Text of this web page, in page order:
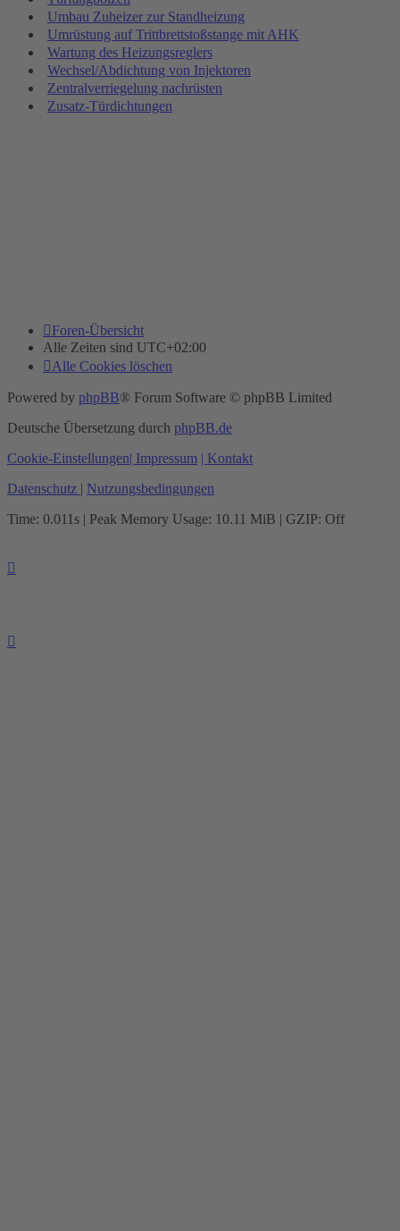
Umbau Zuheizer zur Standheizung
Umrüstung auf Trittbrettstoßstange mit AHK
Wartung des Heizungsreglers
Wechsel/Abdichtung von Injektoren
Zentralverriegelung nachrüsten
Zusatz-Türdichtungen
Foren-Übersicht
Alle Zeiten sind UTC+02:00
Alle Cookies löschen
Powered by phpBB® Forum Software © phpBB Limited
Deutsche Übersetzung durch phpBB.de
Cookie-Einstellungen| Impressum | Kontakt
Datenschutz | Nutzungsbedingungen
Time: 0.011s | Peak Memory Usage: 10.11 MiB | GZIP: Off